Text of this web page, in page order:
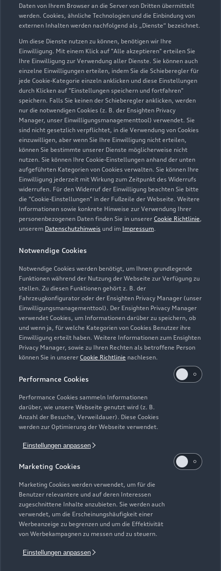
Daten von Ihrem Browser an die Server von Dritten übermittelt
werden. Cookies, ähnliche Technologien und die Einbindung von
externen Inhalten werden nachfolgend als „Dienste“ bezeichnet.
Um diese Dienste nutzen zu können, benötigen wir Ihre
Einwilligung. Mit einem Klick auf "Alle akzeptieren" erteilen Sie
Ihre Einwilligung zur Verwendung aller Dienste. Sie können auch
einzelne Einwilligungen erteilen, indem Sie die Schieberegler für
jede Cookie-Kategorie einzeln anklicken und diese Einstellungen
durch Klicken auf "Einstellungen speichern und fortfahren"
speichern. Falls Sie keinen der Schieberegler anklicken, werden
nur die notwendigen Cookies (z. B. der Ensighten Privacy
Manager, unser Einwilligungsmanagementtool) verwendet. Sie
sind nicht gesetzlich verpflichtet, in die Verwendung von Cookies
einzuwilligen, aber wenn Sie Ihre Einwilligung nicht erteilen,
können Sie bestimmte unserer Dienste möglicherweise nicht
nutzen. Sie können Ihre Cookie-Einstellungen anhand der unten
aufgeführten Kategorien von Cookies verwalten. Sie können Ihre
Einwilligung jederzeit mit Wirkung zum Zeitpunkt des Widerrufs
widerrufen. Für den Widerruf der Einwilligung beachten Sie bitte
die "Cookie-Einstellungen" in der Fußzeile der Webseite. Weitere
Informationen sowie konkrete Hinweise zur Verwendung Ihrer
personenbezogenen Daten finden Sie in unserer Cookie Richtlinie,
unserem Datenschutzhinweis und im Impressum.
Notwendige Cookies
Notwendige Cookies werden benötigt, um Ihnen grundlegende
Funktionen während der Nutzung der Webseite zur Verfügung zu
stellen. Zu diesen Funktionen gehört z. B. der
Fahrzeugkonfigurator oder der Ensighten Privacy Manager (unser
Einwilligungsmanagementtool). Der Ensighten Privacy Manager
verwendet Cookies, um Informationen darüber zu speichern, ob
und wenn ja, für welche Kategorien von Cookies Benutzer ihre
Einwilligung erteilt haben. Weitere Informationen zum Ensighten
Privacy Manager, sowie zu Ihren Rechten als betroffene Person
können Sie in unserer Cookie Richtlinie nachlesen.
Performance Cookies
Performance Cookies sammeln Informationen
darüber, wie unsere Webseite genutzt wird (z. B.
Anzahl der Besuche, Verweildauer). Diese Cookies
werden zur Optimierung der Webseite verwendet.
Einstellungen anpassen
Marketing Cookies
Marketing Cookies werden verwendet, um für die
Benutzer relevantere und auf deren Interessen
zugeschnittene Inhalte anzubieten. Sie werden auch
verwendet, um die Erscheinungshäufigkeit einer
Werbeanzeige zu begrenzen und um die Effektivität
von Werbekampagnen zu messen und zu steuern.
Einstellungen anpassen
Zeppelinstraße 10
71083 Herrenberg
07032 9272200
info-audi-hbg@autohaus-weeber.de
Kontaktdaten herunterladen
Öffnungszeiten
Verkauf
Geschlossen, öffnet am Samstag 08:00
Service
Geschlossen,öffnet amMontag 07:00
Teile- & Zubehörverkauf
Geschlossen,öffnet am Samstag 08:00
Zurück nach oben
Modelle
Elektromodelle
Plug-in-Hybride
Neuwagensuche
Gebrauchtwagensuche
Geschäftskunden
Service & Zubehör
Saisonale Angebote
Audi Services
Garantie
Audi digital services
myAudi
Support
Audi Code
Häufige Fragen (FAQ)
Audi Online Beratung
Online-Terminvereinbarung
Über Audi
Unternehmen
Karriere
Investor Relations
© 2026 AUDI AG. Alle Rechte vorbehalten
Impressum Rechtliches